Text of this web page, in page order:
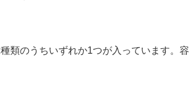
類のうちいずれか1つが入っています。容